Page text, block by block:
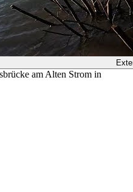
am Alten Strom in